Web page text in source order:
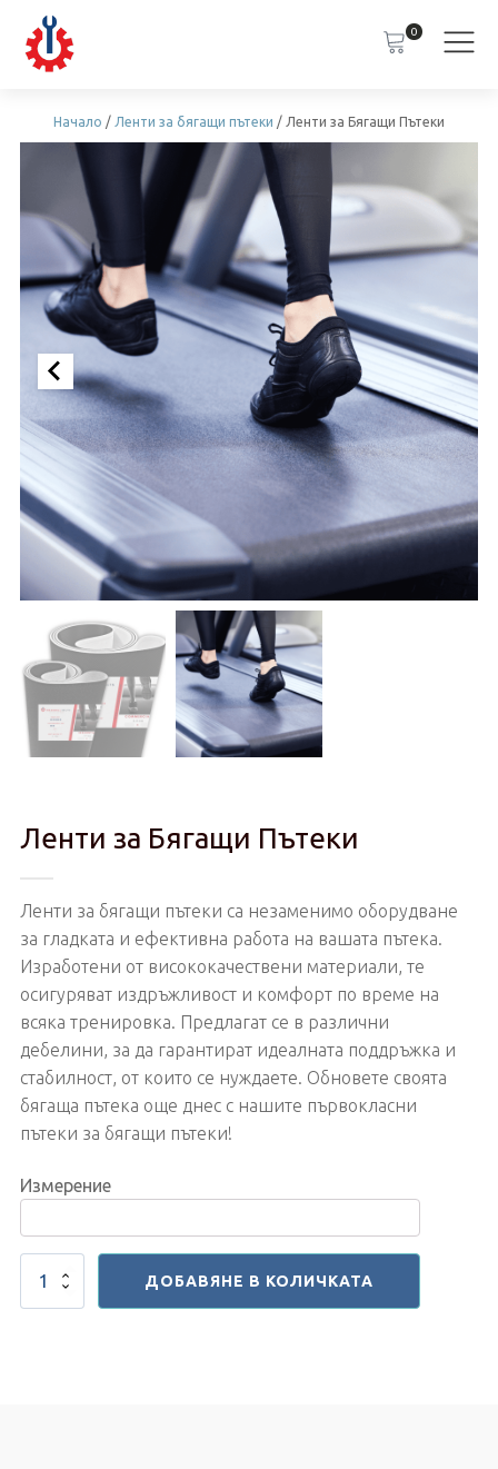
0
Начало / Ленти за бягащи пътеки / Ленти за Бягащи Пътеки
Ленти за Бягащи Пътеки
Ленти за бягащи пътеки са незаменимо оборудване
за гладката и ефективна работа на вашата пътека.
Изработени от висококачествени материали, те
осигуряват издръжливост и комфорт по време на
всяка тренировка. Предлагат се в различни
дебелини, за да гарантират идеалната поддръжка и
стабилност, от които се нуждаете. Обновете своята
бягаща пътека още днес с нашите първокласни
пътеки за бягащи пътеки!
Измерение
количество
ДОБАВЯНЕ В КОЛИЧКАТА